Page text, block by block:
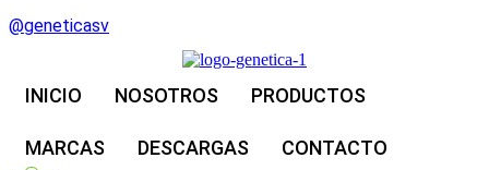
@geneticasv
INICIO NOSOTROS PRODUCTOS
MARCAS DESCARGAS CONTACTO